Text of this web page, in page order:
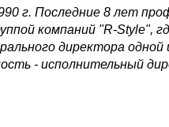
г. Последние 8 лет
компаний "R-Style",
директора одной
- исполнительный